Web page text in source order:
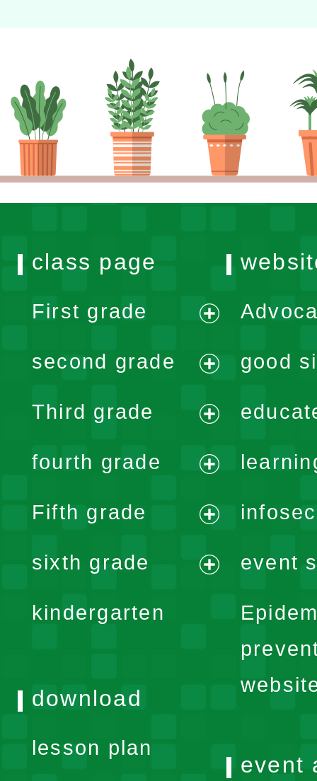
class page
First grade
menu
second grade
menu
Third grade
menu
fourth grade
menu
Fifth grade
menu
sixth grade
kindergarten
good
event
download
lesson plan
event